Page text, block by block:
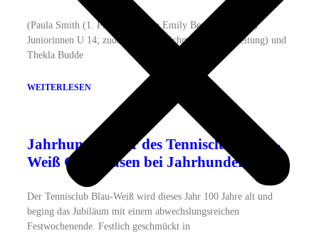
(Paula Smith (1. Platz) und Julia Emily Berger (2. Platz)
Juniorinnen U 14; zudem Michael Schmidt (Turnierleitung) und
Thekla Budde
WEITERLESEN
Jahrhundertfeier des Tennisclubs Blau-
Weiß Gelnhausen bei Jahrhundertwetter
Der Tennisclub Blau-Weiß wird dieses Jahr 100 Jahre alt und
beging das Jubiläum mit einem abwechslungsreichen
Festwochenende. Festlich geschmückt in